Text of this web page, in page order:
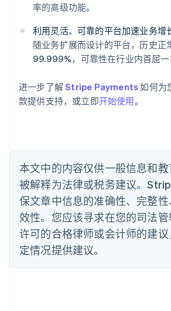
率的高级功能。
利用灵活、可靠的平台加速业务增
随业务扩展而设计的平台，历史正
99.999%，可靠性在行业内首屈一
进一步了解Stripe Payments如何为
款提供支持，或立即开始使用。
本文中的内容仅供一般信息和
被解释为法律或税务建议。
保文章中信息的准确性、完整
效性。您应该寻求在您的司法
许可的合格律师或会计师的建
定情况提供建议。
爱尔兰
爱沙尼亚
English
奥地利
Deutsch English
English
巴西
比利时
波兰
English
丹麦
English
德国
DeutschEnglish
法国
FrançaisEnglish
芬兰